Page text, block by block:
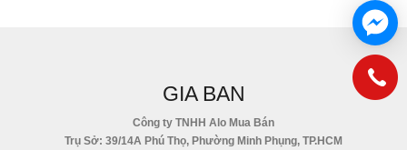
GIA BAN
Công ty TNHH Alo Mua Bán
Trụ Sở: 39/14A Phú Thọ, Phường Minh Phụng, TP.HCM